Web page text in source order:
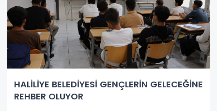
HALİLİYE BELEDİYESİ GENÇLERİN GELECEĞİNE
REHBER OLUYOR